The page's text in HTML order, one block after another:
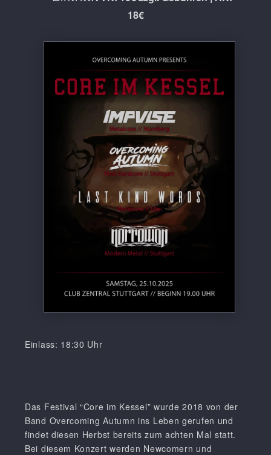
18€
Einlass: 18:30 Uhr
Das Festival “Core im Kessel” wurde 2018 von der
Band Overcoming Autumn ins Leben gerufen und
findet diesen Herbst bereits zum achten Mal statt.
Bei diesem Konzert werden Newcomern und